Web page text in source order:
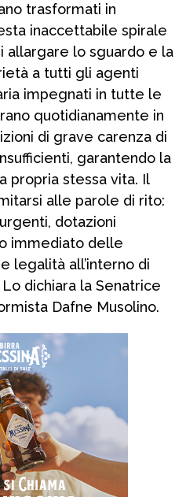
trasformati in
inaccettabile spirale
allargare lo sguardo e la
a tutti gli agenti
impegnati in tutte le
quotidianamente in
di grave carenza di
garantendo la
propria stessa vita. Il
alle parole di rito:
dotazioni
immediato delle
legalità all’interno di
dichiara la Senatrice
Dafne Musolino.